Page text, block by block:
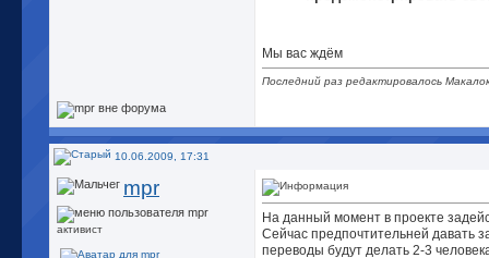
Мы вас ждём
Последний раз редактировалось
10.06.2009, 17:31
mpr
активист
На данный момент в проекте
Сейчас предпочтительней давать
переводы будут делать 2-3